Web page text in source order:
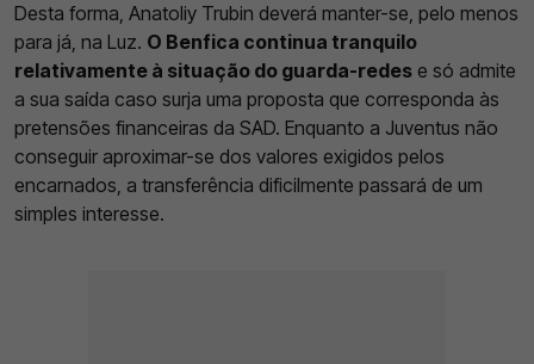
Desta forma, Anatoliy Trubin deverá manter-se, pelo menos
para já, na Luz. O Benfica continua tranquilo
relativamente à situação do guarda-redes e só admite
a sua saída caso surja uma proposta que corresponda às
pretensões financeiras da SAD. Enquanto a Juventus não
conseguir aproximar-se dos valores exigidos pelos
encarnados, a transferência dificilmente passará de um
simples interesse.